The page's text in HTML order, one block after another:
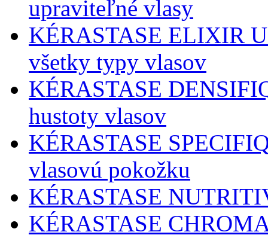
upraviteľné vlasy
KÉRASTASE ELIXIR
všetky typy vlasov
KÉRASTASE
hustoty vlasov
KÉRASTASE
vlasovú pokožku
KÉRASTASE
KÉRASTASE